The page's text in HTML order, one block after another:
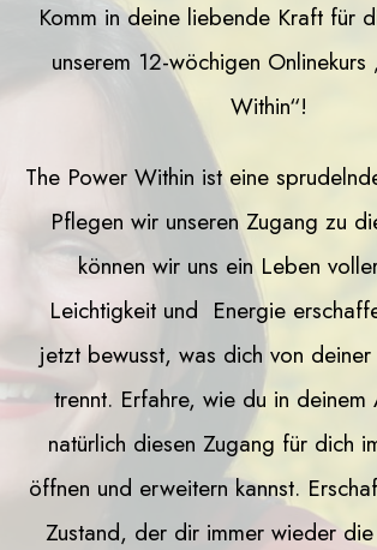
Komm in deine liebende Kraft für
unserem 12-wöchigen Onlinekurs
Within“!
The Power Within ist eine
Pflegen wir unseren Zugang zu
können wir uns ein Leben
Leichtigkeit und Energie
jetzt bewusst, was dich von
trennt. Erfahre, wie du in deinem
natürlich diesen Zugang für dich
öffnen und erweitern kannst.
Zustand, der dir immer wieder